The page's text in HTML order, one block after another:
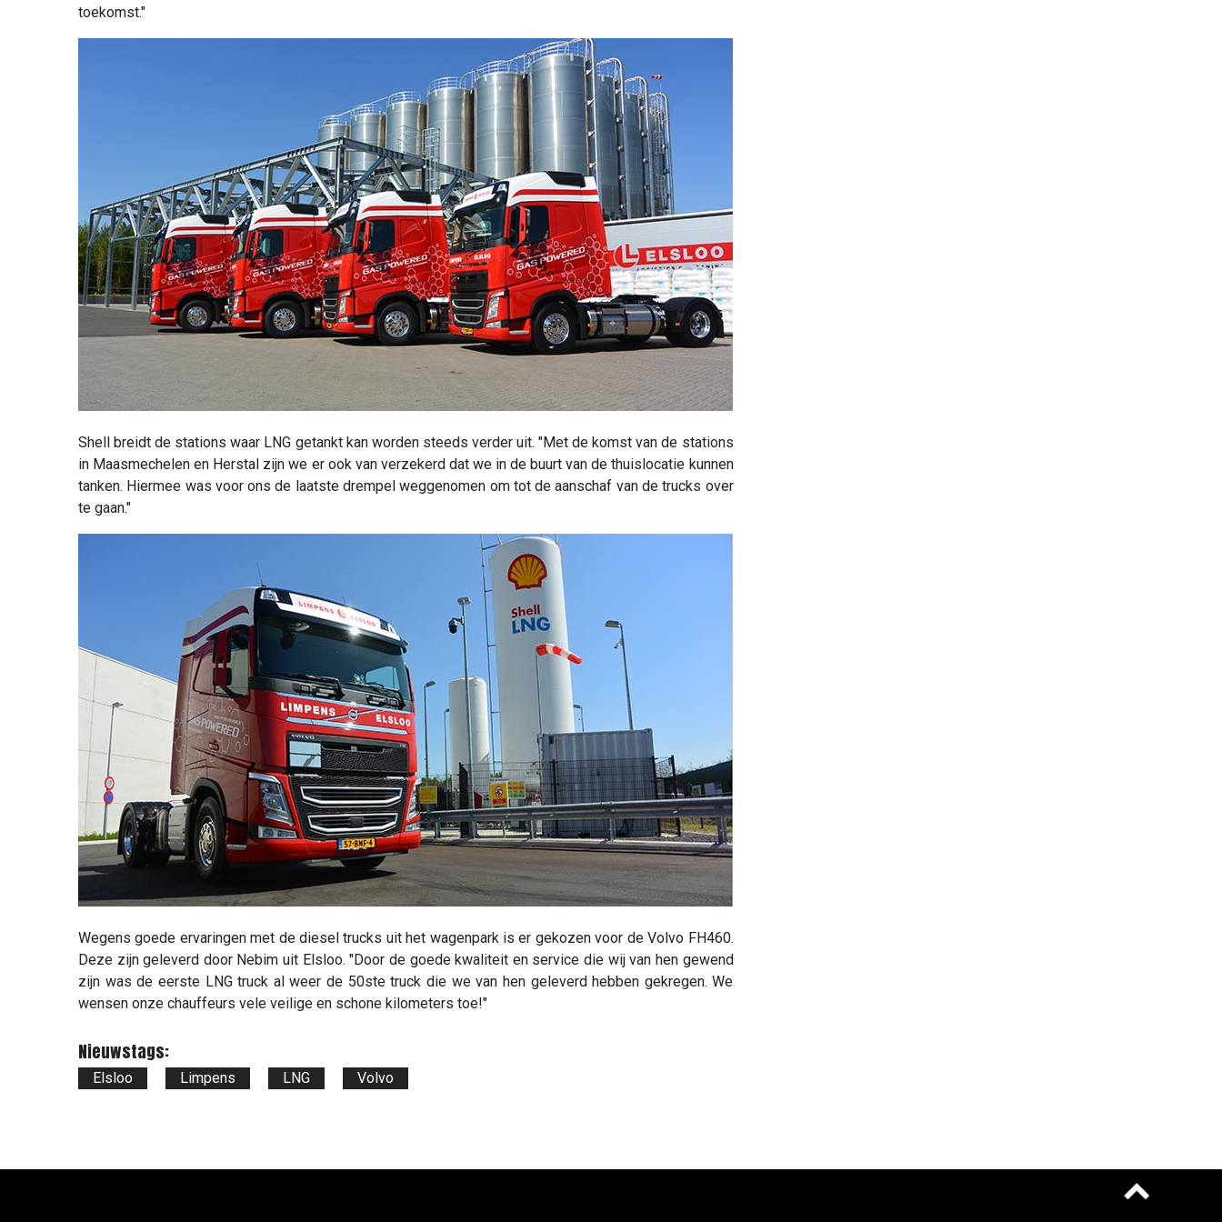
toekomst."
Shell breidt de stations waar LNG getankt kan worden steeds verder uit. "Met de komst van de stations
in Maasmechelen en Herstal zijn we er ook van verzekerd dat we in de buurt van de thuislocatie kunnen
tanken. Hiermee was voor ons de laatste drempel weggenomen om tot de aanschaf van de trucks over
te gaan."
Wegens goede ervaringen met de diesel trucks uit het wagenpark is er gekozen voor de Volvo FH460.
Deze zijn geleverd door Nebim uit Elsloo. "Door de goede kwaliteit en service die wij van hen gewend
zijn was de eerste LNG truck al weer de 50ste truck die we van hen geleverd hebben gekregen. We
wensen onze chauffeurs vele veilige en schone kilometers toe!"
Nieuwstags:
Elsloo Limpens LNG Volvo